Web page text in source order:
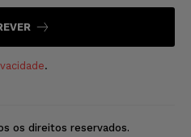
.
os direitos reservados.